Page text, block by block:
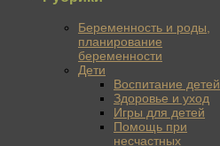
Беременность и роды,
планирование
беременности
Дети
Воспитание детей
Здоровье и уход
Игры для детей
Помощь при
несчастных